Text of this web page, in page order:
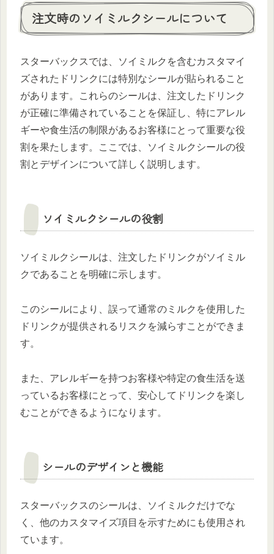
注文時のソイミルクシールについて
スターバックスでは、ソイミルクを含むカスタマイ
ズされたドリンクには特別なシールが貼られること
があります。これらのシールは、注文したドリンク
が正確に準備されていることを保証し、特にアレル
ギーや食生活の制限があるお客様にとって重要な役
割を果たします。ここでは、ソイミルクシールの役
割とデザインについて詳しく説明します。
ソイミルクシールの役割
ソイミルクシールは、注文したドリンクがソイミル
クであることを明確に示します。
このシールにより、誤って通常のミルクを使用した
ドリンクが提供されるリスクを減らすことができま
す。
また、アレルギーを持つお客様や特定の食生活を送
っているお客様にとって、安心してドリンクを楽し
むことができるようになります。
シールのデザインと機能
スターバックスのシールは、ソイミルクだけでな
く、他のカスタマイズ項目を示すためにも使用され
ています。